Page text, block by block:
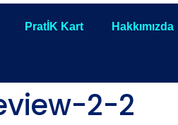
PratİK Kart Hakkımızda
2-2